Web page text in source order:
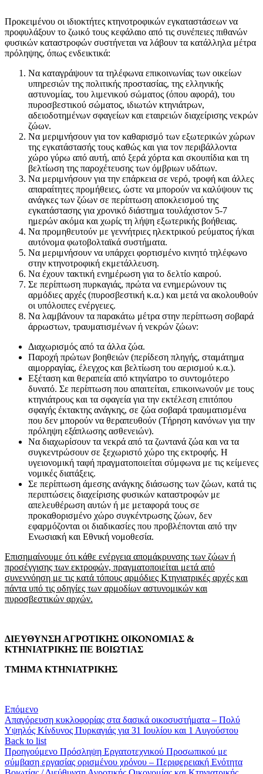
Προκειμένου οι ιδιοκτήτες κτηνοτροφικών εγκαταστάσεων να
προφυλάξουν το ζωικό τους κεφάλαιο από τις συνέπειες πιθανών
φυσικών καταστροφών συστήνεται να λάβουν τα κατάλληλα μέτρα
πρόληψης, όπως ενδεικτικά:
Να καταγράψουν τα τηλέφωνα επικοινωνίας των οικείων
υπηρεσιών της πολιτικής προστασίας, της ελληνικής
αστυνομίας, του λιμενικού σώματος (όπου αφορά), του
πυροσβεστικού σώματος, ιδιωτών κτηνιάτρων,
αδειοδοτημένων σφαγείων και εταιρειών διαχείρισης νεκρών
ζώων.
Να μεριμνήσουν για τον καθαρισμό των εξωτερικών χώρων
της εγκατάστασής τους καθώς και για τον περιβάλλοντα
χώρο γύρω από αυτή, από ξερά χόρτα και σκουπίδια και τη
βελτίωση της παροχέτευσης των όμβριων υδάτων.
Να μεριμνήσουν για την επάρκεια σε νερό, τροφή και άλλες
απαραίτητες προμήθειες, ώστε να μπορούν να καλύψουν τις
ανάγκες των ζώων σε περίπτωση αποκλεισμού της
εγκατάστασης για χρονικό διάστημα τουλάχιστον 5-7
ημερών ακόμα και χωρίς τη λήψη εξωτερικής βοήθειας.
Να προμηθευτούν με γεννήτριες ηλεκτρικού ρεύματος ή/και
αυτόνομα φωτοβολταϊκά συστήματα.
Να μεριμνήσουν να υπάρχει φορτισμένο κινητό τηλέφωνο
στην κτηνοτροφική εκμετάλλευση.
Να έχουν τακτική ενημέρωση για το δελτίο καιρού.
Σε περίπτωση πυρκαγιάς, πρώτα να ενημερώνουν τις
αρμόδιες αρχές (πυροσβεστική κ.α.) και μετά να ακολουθούν
οι υπόλοιπες ενέργειες.
Να λαμβάνουν τα παρακάτω μέτρα στην περίπτωση σοβαρά
άρρωστων, τραυματισμένων ή νεκρών ζώων:
Διαχωρισμός από τα άλλα ζώα.
Παροχή πρώτων βοηθειών (περίδεση πληγής, σταμάτημα
αιμορραγίας, έλεγχος και βελτίωση του αερισμού κ.α.).
Εξέταση και θεραπεία από κτηνίατρο το συντομότερο
δυνατό. Σε περίπτωση που απαιτείται, επικοινωνούν με τους
κτηνιάτρους και τα σφαγεία για την εκτέλεση επιτόπου
σφαγής έκτακτης ανάγκης, σε ζώα σοβαρά τραυματισμένα
που δεν μπορούν να θεραπευθούν (Τήρηση κανόνων για την
πρόληψη εξάπλωσης ασθενειών).
Να διαχωρίσουν τα νεκρά από τα ζωντανά ζώα και να τα
συγκεντρώσουν σε ξεχωριστό χώρο της εκτροφής. Η
υγειονομική ταφή πραγματοποιείται σύμφωνα με τις κείμενες
νομικές διατάξεις.
Σε περίπτωση άμεσης ανάγκης διάσωσης των ζώων, κατά τις
περιπτώσεις διαχείρισης φυσικών καταστροφών με
απελευθέρωση αυτών ή με μεταφορά τους σε
προκαθορισμένο χώρο συγκέντρωσης ζώων, δεν
εφαρμόζονται οι διαδικασίες που προβλέπονται από την
Ενωσιακή και Εθνική νομοθεσία.
Επισημαίνουμε ότι κάθε ενέργεια απομάκρυνσης των ζώων ή
προσέγγισης των εκτροφών, πραγματοποιείται μετά από
συνεννόηση με τις κατά τόπους αρμόδιες Κτηνιατρικές αρχές και
πάντα υπό τις οδηγίες των αρμοδίων αστυνομικών και
πυροσβεστικών αρχών.
ΔΙΕΥΘΥΝΣΗ ΑΓΡΟΤΙΚΗΣ ΟΙΚΟΝΟΜΙΑΣ &
ΚΤΗΝΙΑΤΡΙΚΗΣ ΠΕ ΒΟΙΩΤΙΑΣ
ΤΜΗΜΑ ΚΤΗΝΙΑΤΡΙΚΗΣ
Επόμενο
Απαγόρευση κυκλοφορίας στα δασικά οικοσυστήματα – Πολύ
Υψηλός Κίνδυνος Πυρκαγιάς για 31 Ιουλίου και 1 Αυγούστου
Back to list
Προηγούμενο Πρόσληψη Εργατοτεχνικού Προσωπικού με
σύμβαση εργασίας ορισμένου χρόνου – Περιφερειακή Ενότητα